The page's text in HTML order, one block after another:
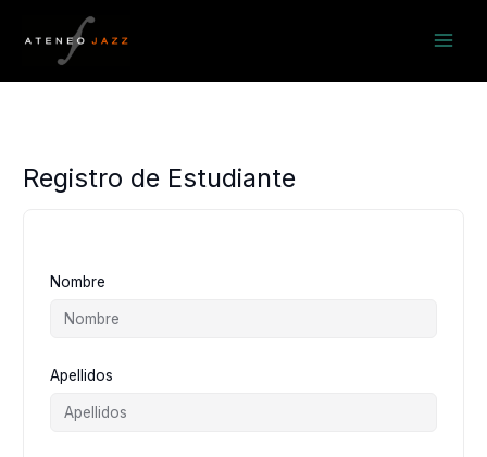
contenido
Registro de Estudiante
Nombre
Apellidos